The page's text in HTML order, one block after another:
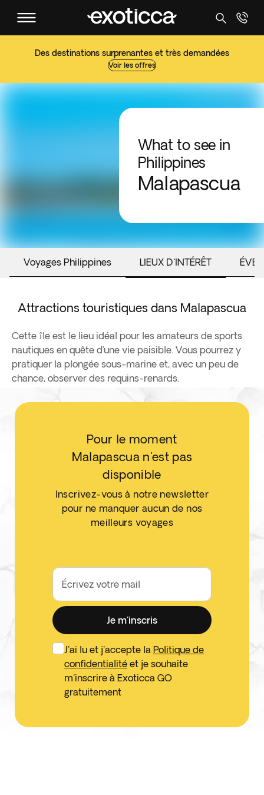
Des destinations surprenantes et très demandées
Voir les offres
What to see in
Philippines
Malapascua
Voyages Philippines LIEUX D'INTÉRÊT
Attractions touristiques dans Malapascua
Cette île est le lieu idéal pour les amateurs de sports
nautiques en quête d’une vie paisible. Vous pourrez y
pratiquer la plongée sous-marine et, avec un peu de
chance, observer des requins-renards.
Pour le moment
Malapascua n'est pas
disponible
Inscrivez-vous à notre newsletter
pour ne manquer aucun de nos
meilleurs voyages
Écrivez votre mail
Je m'inscris
J'ai lu et j'accepte la Politique de
confidentialité et je souhaite
m'inscrire à Exoticca GO
gratuitement